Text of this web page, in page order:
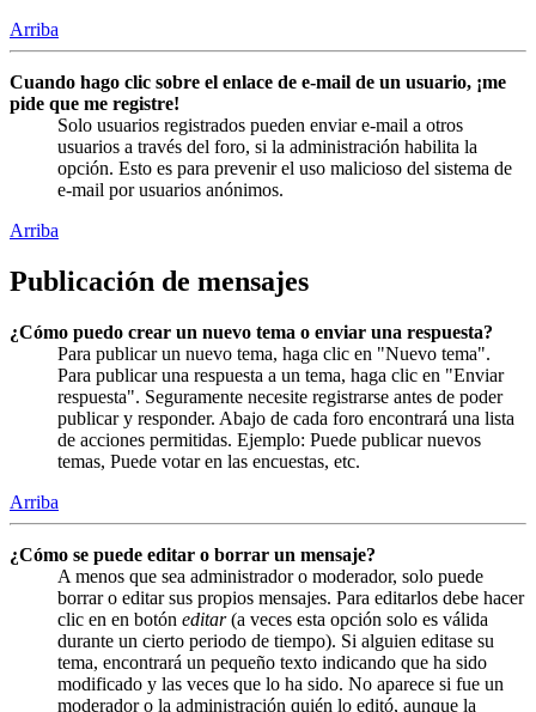
Arriba
Cuando hago clic sobre el enlace de e-mail de un usuario, ¡me
pide que me registre!
Solo usuarios registrados pueden enviar e-mail a otros
usuarios a través del foro, si la administración habilita la
opción. Esto es para prevenir el uso malicioso del sistema de
e-mail por usuarios anónimos.
Arriba
Publicación de mensajes
¿Cómo puedo crear un nuevo tema o enviar una respuesta?
Para publicar un nuevo tema, haga clic en "Nuevo tema".
Para publicar una respuesta a un tema, haga clic en "Enviar
respuesta". Seguramente necesite registrarse antes de poder
publicar y responder. Abajo de cada foro encontrará una lista
de acciones permitidas. Ejemplo: Puede publicar nuevos
temas, Puede votar en las encuestas, etc.
Arriba
¿Cómo se puede editar o borrar un mensaje?
A menos que sea administrador o moderador, solo puede
borrar o editar sus propios mensajes. Para editarlos debe hacer
clic en en botón editar(a veces esta opción solo es válida
durante un cierto periodo de tiempo). Si alguien editase su
tema, encontrará un pequeño texto indicando que ha sido
modificado y las veces que lo ha sido. No aparece si fue un
moderador o la administración quién lo editó, aunque la